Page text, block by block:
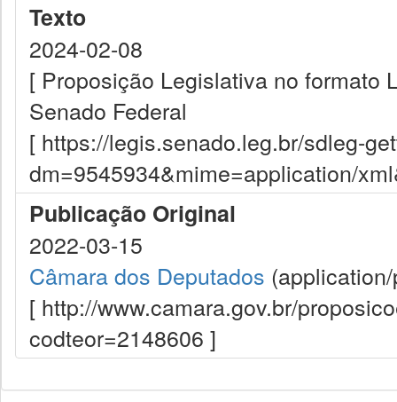
Texto
2024-02-08
[ Proposição Legislativa no formato
Senado Federal
[ https://legis.senado.leg.br/sdleg-
dm=9545934&mime=application/
Publicação Original
2022-03-15
Câmara dos Deputados
[ http://www.camara.gov.br/
codteor=2148606 ]